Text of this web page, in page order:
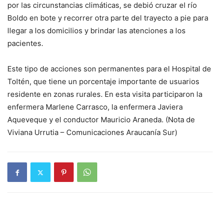
por las circunstancias climáticas, se debió cruzar el río
Boldo en bote y recorrer otra parte del trayecto a pie para
llegar a los domicilios y brindar las atenciones a los
pacientes.
Este tipo de acciones son permanentes para el Hospital de
Toltén, que tiene un porcentaje importante de usuarios
residente en zonas rurales. En esta visita participaron la
enfermera Marlene Carrasco, la enfermera Javiera
Aqueveque y el conductor Mauricio Araneda. (Nota de
Viviana Urrutia – Comunicaciones Araucanía Sur)